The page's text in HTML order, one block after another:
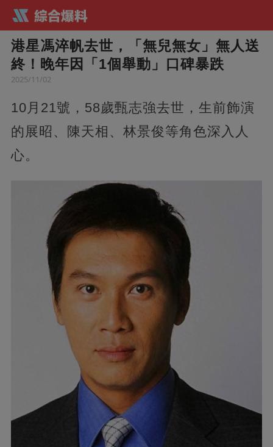
港星馮淬帆去世，「無兒無女」無人送
終！晚年因「1個舉動」口碑暴跌
2025/11/02
10月21號，58歲甄志強去世，生前飾演
的展昭、陳天相、林景俊等角色深入人
心。